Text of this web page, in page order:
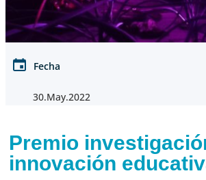
Fecha
30.May.2022
Premio
innovación